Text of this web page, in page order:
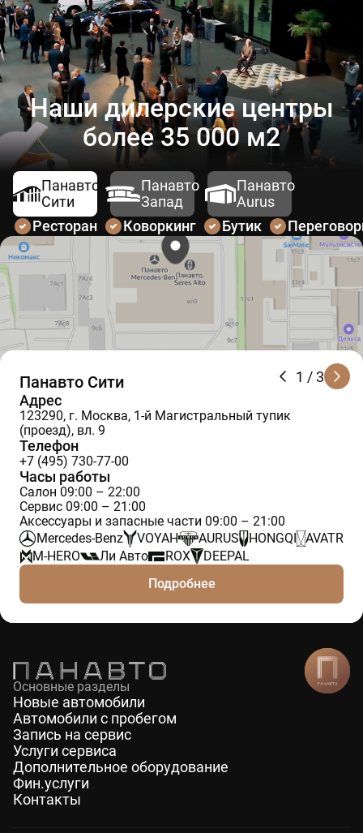
Наши дилерские центры
более 35 000 м2
Панавто
Сити
Панавто
Запад
Панавто
Aurus
Ресторан
Коворкинг Бутик
1 / 3
Панавто Сити
Адрес
123290, г. Москва, 1-й Магистральный тупик
(проезд), вл. 9
Телефон
+7 (495) 730-77-00
Часы работы
Салон 09:00 – 22:00
Сервис 09:00 – 21:00
Аксессуары и запасные части 09:00 – 21:00
Mercedes-Benz
VOYAH AURUS HONGQI
AVATR
M-HERO
Ли Авто ROX
DEEPAL
Подробнее
Основные разделы
Новые автомобили
Автомобили с пробегом
Запись на сервис
Услуги сервиса
Дополнительное оборудование
Фин.услуги
Контакты